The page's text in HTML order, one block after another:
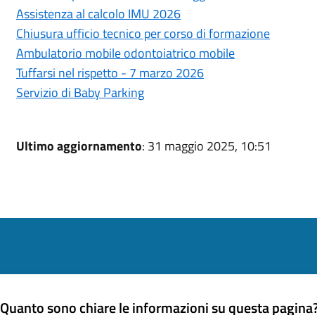
Assistenza al calcolo IMU 2026
Chiusura ufficio tecnico per corso di formazione
Ambulatorio mobile odontoiatrico mobile
Tuffarsi nel rispetto - 7 marzo 2026
Servizio di Baby Parking
Ultimo aggiornamento: 31 maggio 2025, 10:51
Quanto sono chiare le informazioni su questa